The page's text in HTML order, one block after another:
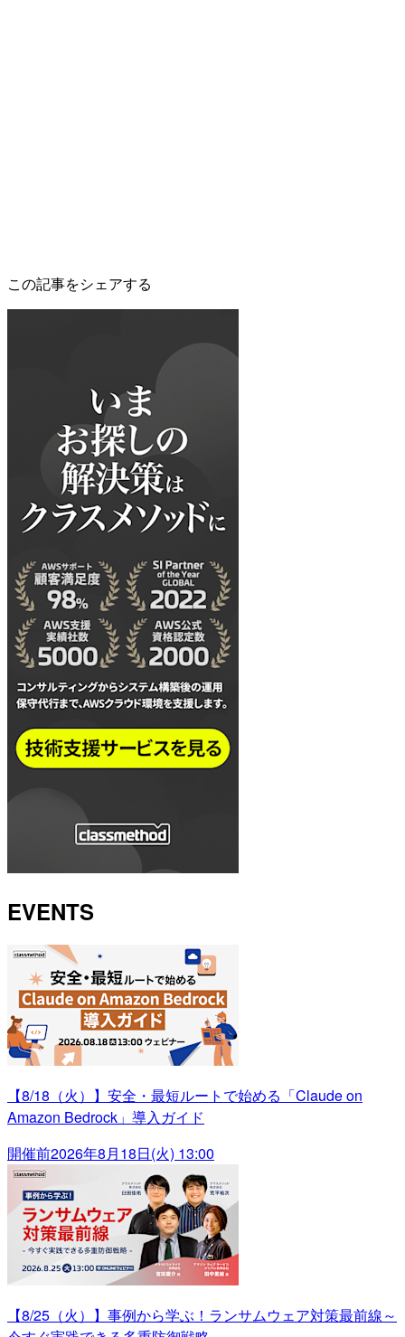
この記事をシェアする
EVENTS
【8/18（火）】安全・最短ルートで始める「Claude on
Amazon Bedrock」導入ガイド
開催前2026年8月18日(火) 13:00
【8/25（火）】事例から学ぶ！ランサムウェア対策最前線～